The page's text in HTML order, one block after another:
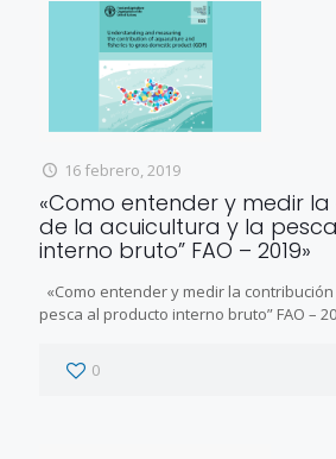
16 febrero, 2019
«Como entender y medir
de la acuicultura y la
interno bruto” FAO – 2019»
«Como entender y medir la
pesca al producto interno bruto” FAO –
0